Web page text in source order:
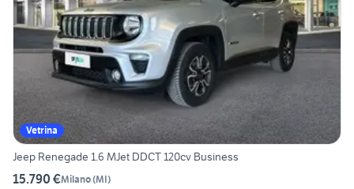
Vetrina
Jeep Renegade 1.6 MJet DDCT 120cv Business
15.790 €Milano(MI)